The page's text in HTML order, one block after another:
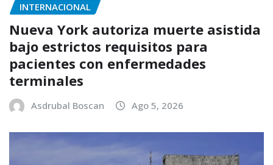
INTERNACIONAL
Nueva York autoriza muerte asistida
bajo estrictos requisitos para
pacientes con enfermedades
terminales
Asdrubal Boscan Ago 5, 2026